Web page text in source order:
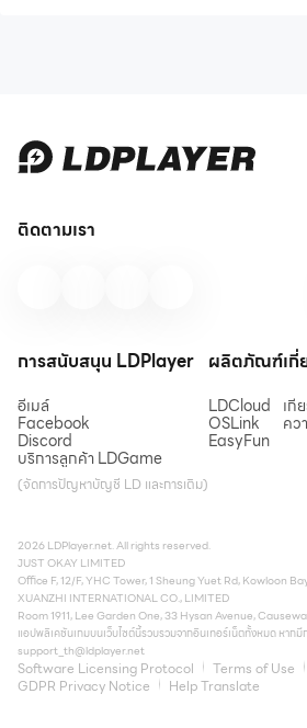
ติดตามเรา
การสนับสนุน LDPlayer
อีเมล์
Facebook
Discord
บริการลูกค้า LDGame
(จัดการปัญหาบัญชี LD และการเติม)
ผลิตภัณฑ์
LDCloud
OSLink
EasyFun
เ
เกี่
คว
2026 LDPlayer.net. All rights reserved.
JUST OKAY LIMITED
Office F, 12/F, YHC Tower, 1 Sheung Yuet Rd, Kowloon
XUANZHI INTERNATIONAL CO., LIMITED
Room 1911, Lee Garden One, 33 Hysan Avenue,
แอปพลิเคชันเกมบนเว็บไซต์นี้รวบรวมจากอินเทอร์เน็ตทั้งหมด หากมี
support_th@ldplayer.net
Software Licensing Protocol Terms of Use
GDPR Privacy Notice
Help Translate